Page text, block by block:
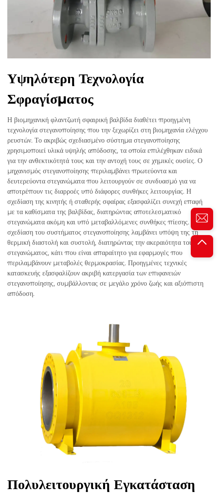
Υψηλότερη Τεχνολογία
Σφραγίσματος
Η βιομηχανική φλαντζωτή σφαιρική βαλβίδα διαθέτει προηγμένη
τεχνολογία στεγανοποίησης που την ξεχωρίζει στη βιομηχανία ελέγχου
ρευστών. Το ακριβώς σχεδιασμένο σύστημα στεγανοποίησης
χρησιμοποιεί υλικά υψηλής απόδοσης, τα οποία επιλέχθηκαν ειδικά
για την ανθεκτικότητά τους και την αντοχή τους σε χημικές ουσίες. Ο
μηχανισμός στεγανοποίησης περιλαμβάνει πρωτεύοντα και
δευτερεύοντα στεγανώματα που λειτουργούν σε συνδυασμό για να
αποτρέπουν τις διαρροές υπό διάφορες συνθήκες λειτουργίας. Η
σχεδίαση της κινητής ή σταθερής σφαίρας εξασφαλίζει συνεχή επαφή
με τα καθίσματα της βαλβίδας, διατηρώντας αποτελεσματικό
στεγανώματα ακόμη και υπό μεταβαλλόμενες συνθήκες πίεσης. Η
σχεδίαση του συστήματος στεγανοποίησης λαμβάνει υπόψη της τη
θερμική διαστολή και συστολή, διατηρώντας την ακεραιότητα του
στεγανώματος, κάτι που είναι απαραίτητο για εφαρμογές που
περιλαμβάνουν μεταβολές θερμοκρασίας. Προηγμένες τεχνικές
κατασκευής εξασφαλίζουν ακριβή κατεργασία των επιφανειών
στεγανοποίησης, συμβάλλοντας σε μεγάλο χρόνο ζωής και αξιόπιστη
απόδοση.
Πολυλειτουργική Εγκατάσταση